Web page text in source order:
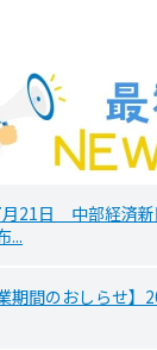
21日 中部経済新
...
期間のおしらせ